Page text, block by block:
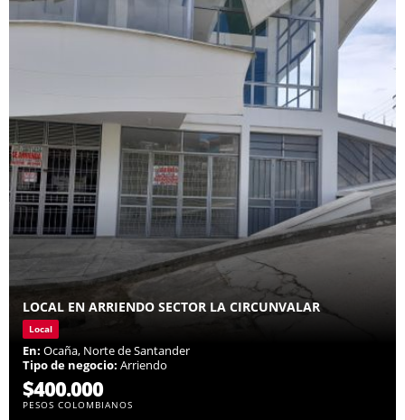
LOCAL EN ARRIENDO SECTOR LA CIRCUNVALAR
Local
En: Ocaña, Norte de Santander
Tipo de negocio: Arriendo
$400.000
PESOS COLOMBIANOS